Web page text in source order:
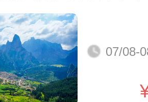
07/08-